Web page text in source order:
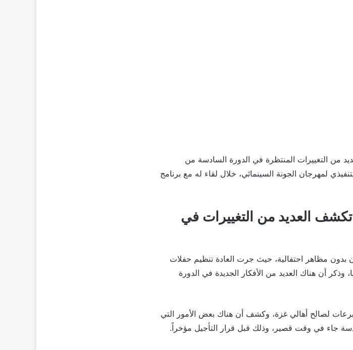
من التغييرات المنتظرة في الدورة السادسة من
لمهرجان الجونة السينمائي، خلال لقاء له مع برنامج
تكشف العديد من التغييرات في
مظاهر احتفالية، حيث جرت العادة تنظيم حفلات
وذكر أن هناك العديد من الأفكار الجديدة في الدورة
لصالح أهالي غزة، وكشف أن هناك بعض الأمور التي
جاء في وقت قصير، وذلك قبل قرار التأجيل مؤخراً.